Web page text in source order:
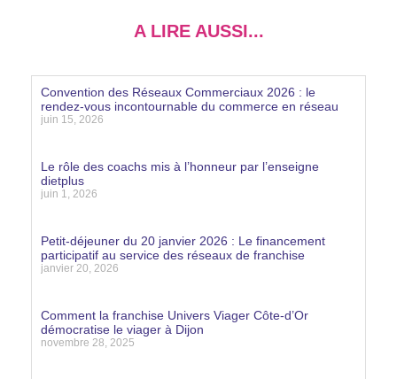
A LIRE AUSSI...
Convention des Réseaux Commerciaux 2026 : le
rendez-vous incontournable du commerce en réseau
juin 15, 2026
Le rôle des coachs mis à l’honneur par l’enseigne
dietplus
juin 1, 2026
Petit-déjeuner du 20 janvier 2026 : Le financement
participatif au service des réseaux de franchise
janvier 20, 2026
Comment la franchise Univers Viager Côte-d’Or
démocratise le viager à Dijon
novembre 28, 2025